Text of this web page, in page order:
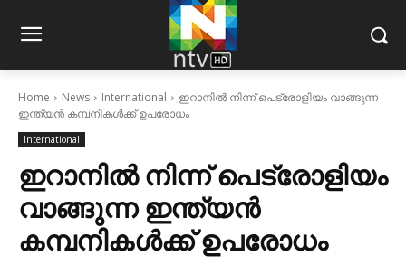
Home News International
ഇറാനില്‍ നിന്ന് പെട്രോളിയം വാങ്ങുന്ന
ഇന്ത്യന്‍ കമ്പനികള്‍ക്ക് ഉപരോധം
International
ഇറാനില്‍ നിന്ന് പെട്രോളിയം
വാങ്ങുന്ന ഇന്ത്യന്‍
കമ്പനികള്‍ക്ക് ഉപരോധം